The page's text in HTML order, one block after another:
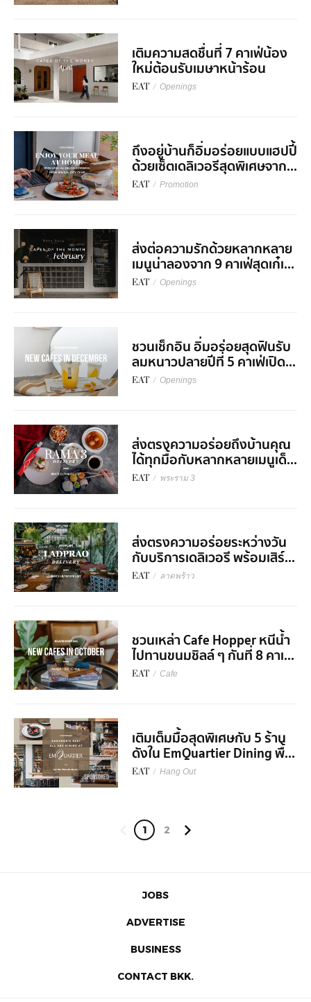
เติมความสดชื่นที่ 7 คาเฟ่น้อง
ใหม่ต้อนรับเมษาหน้าร้อน
EAT / Openings
ถึงอยู่บ้านก็อิ่มอร่อยแบบแฮปปี้
ด้วยเซ็ตเดลิเวอรีสุดพิเศษจาก...
EAT / Promotion
ส่งต่อความรักด้วยหลากหลาย
เมนูน่าลองจาก 9 คาเฟ่สุดเก๋เ...
EAT / Openings
ชวนเช็กอิน อิ่มอร่อยสุดฟินรับ
ลมหนาวปลายปีที่ 5 คาเฟ่เปิด...
EAT / Openings
ส่งตรงความอร่อยถึงบ้านคุณ
ได้ทุกมื้อกับหลากหลายเมนูเด็...
EAT / พระราม 3
ส่งตรงความอร่อยระหว่างวัน
กับบริการเดลิเวอรี พร้อมเสิร์...
EAT / ลาดพร้าว
ชวนเหล่า Cafe Hopper หนีน้ำ
ไปทานขนมชิลล์ ๆ กันที่ 8 คาเ...
EAT / Cafe
SPONSORED
เติมเต็มมื้อสุดพิเศษกับ 5 ร้าน
ดังใน EmQuartier Dining พื้...
EAT / Hang Out
1 2
JOBS
ADVERTISE
BUSINESS
CONTACT BKK.